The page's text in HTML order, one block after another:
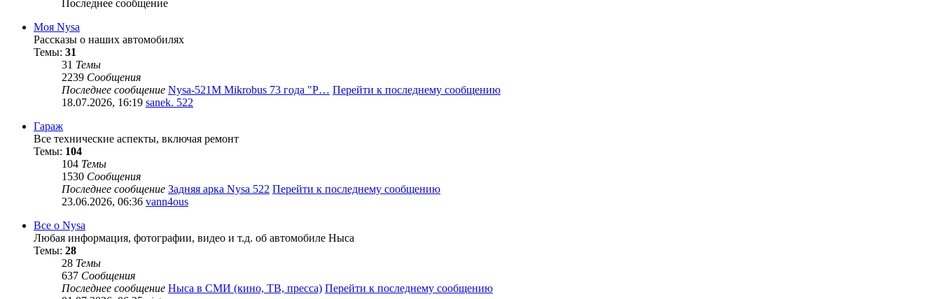
Последнее сообщение
Моя Nysa
Рассказы о наших автомобилях
Темы: 31
31 Темы
2239 Сообщения
Последнее сообщение Nysa-521M Mikrobus 73 года "Р… Перейти к последнему сообщению
18.07.2026, 16:19 sanek. 522
Гараж
Все технические аспекты, включая ремонт
Темы: 104
104 Темы
1530 Сообщения
Последнее сообщение Задняя арка Nysa 522 Перейти к последнему сообщению
23.06.2026, 06:36 vann4ous
Все о Nysa
Любая информация, фотографии, видео и т.д. об автомобиле Ныса
Темы: 28
28 Темы
637 Сообщения
Последнее сообщение Ныса в СМИ (кино, ТВ, пресса) Перейти к последнему сообщению